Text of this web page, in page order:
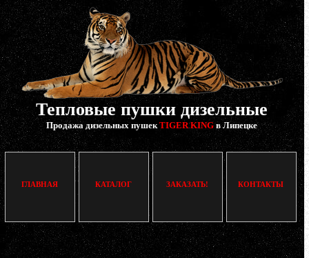
Тепловые пушки дизельные
Продажа дизельных пушекTIGER KING в Липецке
ГЛАВНАЯ КАТАЛОГ ЗАКАЗАТЬ! КОНТАКТЫ